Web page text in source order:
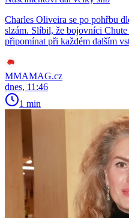
Charles Oliveira se po pohřbu
slzám. Slíbil, že bojovníci
připomínat při každém dalším
MMAMAG.cz
dnes, 11:46
1 min